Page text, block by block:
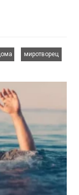
миротворец